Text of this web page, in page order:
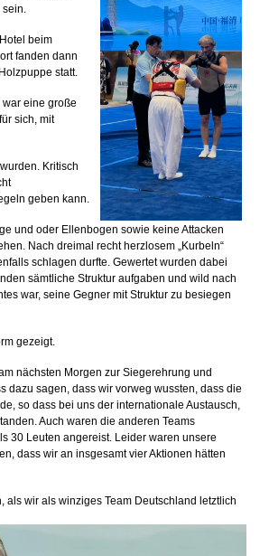
sein.
beim
fanden dann
statt.
eine große
sich, mit
Kritisch
geben kann.
und oder Ellenbogen sowie keine Attacken
Nach dreimal recht herzlosem „Kurbeln“
schlagen durfte. Gewertet wurden dabei
sämtliche Struktur aufgaben und wild nach
war, seine Gegner mit Struktur zu besiegen
gezeigt.
nächsten Morgen zur Siegerehrung und
dazu sagen, dass wir vorweg wussten, dass die
so dass bei uns der internationale Austausch,
Auch waren die anderen Teams
30 Leuten angereist. Leider waren unsere
dass wir an insgesamt vier Aktionen hätten
als wir als winziges Team Deutschland letztlich